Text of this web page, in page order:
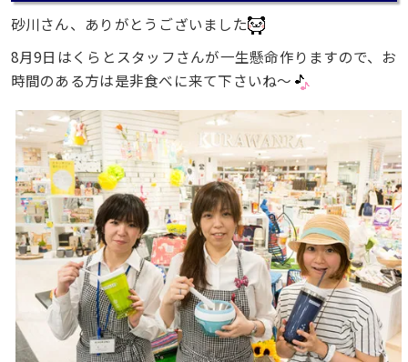
砂川さん、ありがとうございました
8月9日はくらとスタッフさんが一生懸命作りますので、お
時間のある方は是非食べに来て下さいね〜